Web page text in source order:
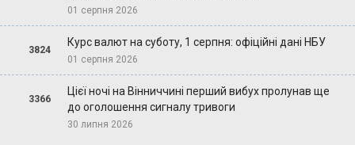
01 серпня 2026
3824
Курс валют на суботу, 1 серпня: офіційні дані НБУ
01 серпня 2026
3366
Цієї ночі на Вінниччині перший вибух пролунав ще
до оголошення сигналу тривоги
30 липня 2026